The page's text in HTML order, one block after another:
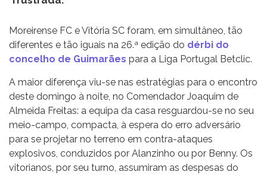
Moreirense FC e Vitória SC foram, em simultâneo, tão
diferentes e tão iguais na 26.ª edição do dérbi do
concelho de Guimarães para a Liga Portugal Betclic.
A maior diferença viu-se nas estratégias para o encontro
deste domingo à noite, no Comendador Joaquim de
Almeida Freitas: a equipa da casa resguardou-se no seu
meio-campo, compacta, à espera do erro adversário
para se projetar no terreno em contra-ataques
explosivos, conduzidos por Alanzinho ou por Benny. Os
vitorianos, por seu turno, assumiram as despesas do